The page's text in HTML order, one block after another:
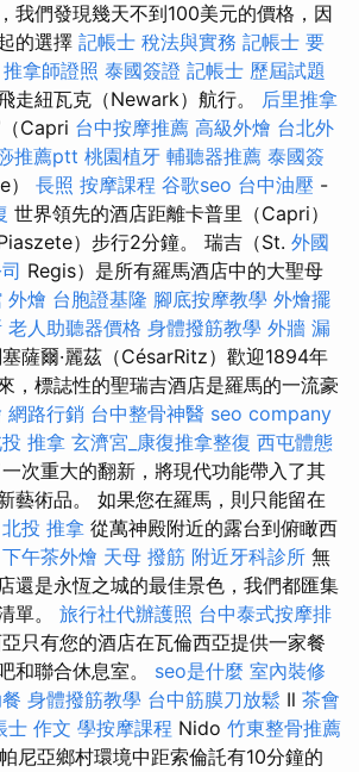
我們發現幾天不到100美元的價格，因
的選擇 記帳士 稅法與實務 記帳士 要
推拿師證照 泰國簽證 記帳士 歷屆試題
走紐瓦克（Newark）航行。 后里推拿
Capri 台中按摩推薦 高級外燴 台北外
推薦ptt 桃園植牙 輔聽器推薦 泰國簽
） 長照 按摩課程 谷歌seo 台中油壓 -
世界領先的酒店距離卡普里（Capri）
）步行2分鐘。 瑞吉（St. 外國
Regis）是所有羅馬酒店中的大聖母
外燴 台胞證基隆 腳底按摩教學 外燴擺
老人助聽器價格 身體撥筋教學 外牆 漏
薩爾·麗茲（CésarRitz）歡迎1894年
，標誌性的聖瑞吉酒店是羅馬的一流豪
網路行銷 台中整骨神醫 seo company
推拿 玄濟宮_康復推拿整復 西屯體態
次重大的翻新，將現代功能帶入了其
藝術品。 如果您在羅馬，則只能留在
北投 推拿 從萬神殿附近的露台到俯瞰西
下午茶外燴 天母 撥筋 附近牙科診所 無
還是永恆之城的最佳景色，我們都匯集
單。 旅行社代辦護照 台中泰式按摩排
只有您的酒店在瓦倫西亞提供一家餐
和聯合休息室。 seo是什麼 室內裝修
身體撥筋教學 台中筋膜刀放鬆 Il 茶會
士 作文 學按摩課程 Nido 竹東整骨推薦
尼亞鄉村環境中距索倫託有10分鐘的